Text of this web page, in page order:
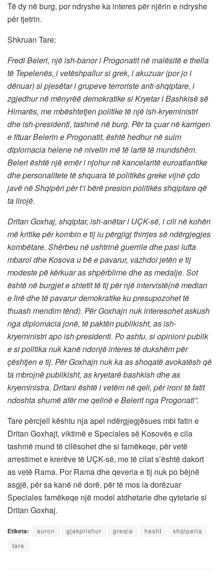
Të dy në burg, por ndryshe ka interes për njërin e ndryshe
për tjetrin.
Shkruan Tare:
Fredi Beleri, një ish-banor i Progonatit në malësitë e thella
të Tepelenës, i vetëshpallur si grek, i akuzuar (por jo i
dënuar) si pjesëtar i grupeve terroriste anti-shqiptare, i
zgjedhur në mënyrëë demokratike si Kryetar i Bashkisë së
Himarës, me mbështetjen politike të një ish-kryeministri
dhe ish-presidenti, tashmë në burg. Për ta çuar në karrigen
e fituar Belerin e Progonatit, është hedhur në sulm
diplomacia helene në nivelin më të lartë të mundshëm.
Beleri është një emër i njohur në kancelaritë euroatlantike
dhe personalitete të shquara të politikës greke vijnë çdo
javë në Shqipëri për t’i bërë presion politikës shqiptare që
ta lirojë.
Dritan Goxhaj, shqiptar, ish-anëtar i UÇK-së, i cili në kohën
më kritike për kombin e tij iu përgjigj thirrjes së ndërgjegjes
kombëtare. Shërbeu në ushtrinë guerrile dhe pasi lufta
mbaroi dhe Kosova u bë e pavarur, vazhdoi jetën e tij
modeste pë kërkuar as shpërblime dhe as medalje. Sot
është në burgjet e shtetit të tij për një intervistë(në median
e lirë dhe të pavarur demokratike ku presupozohet të
thuash mendim tënd). Për Goxhajn nuk interesohet askush
nga diplomacia jonë, të paktën publikisht, as ish-
kryeministri apo ish-presidenti. Po ashtu, si opinioni publik
e si politika nuk kanë ndonjë interes të dukshëm për
çështjen e tij. Për Goxhajn nuk ka as shoqatë avokatësh që
ta mbrojnë publikisht, as kryetarë bashkish dhe as
kryeministra. Dritani është i vetëm në qeli, për ironi të fatit
ndoshta shumë afër me qelinë e Belerit nga Progonati”.
Tare përcjell kështu nja apel ndërgjegjësues mbi fatin e
Dritan Goxhajt, viktimë e Speciales së Kosovës e cila
tashmë mund të cilësohet dhe si famëkeqe, për vetë
arrestimet e krerëve të UÇK-së, me të cilat s’është dakort
as vetë Rama. Por Rama dhe qeveria e tij nuk po bëjnë
asgjë, për sa kanë në dorë, për të mos ia dorëzuar
Speciales famëkeqe një model atdhetarie dhe qytetarie si
Dritan Goxhaj.
Etiketa: auron gjakprishur greqia hesht
shqiperia
tare